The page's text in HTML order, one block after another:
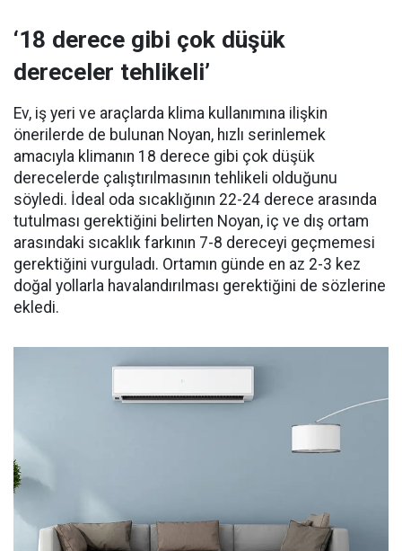
‘18 derece gibi çok düşük
dereceler tehlikeli’
Ev, iş yeri ve araçlarda klima kullanımına ilişkin
önerilerde de bulunan Noyan, hızlı serinlemek
amacıyla klimanın 18 derece gibi çok düşük
derecelerde çalıştırılmasının tehlikeli olduğunu
söyledi. İdeal oda sıcaklığının 22-24 derece arasında
tutulması gerektiğini belirten Noyan, iç ve dış ortam
arasındaki sıcaklık farkının 7-8 dereceyi geçmemesi
gerektiğini vurguladı. Ortamın günde en az 2-3 kez
doğal yollarla havalandırılması gerektiğini de sözlerine
ekledi.